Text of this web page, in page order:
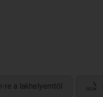
re a lakhelyemtől